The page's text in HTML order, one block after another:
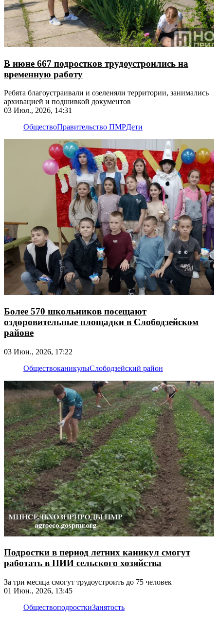
В июне 667 подростков трудоустроились на
временную работу
Ребята благоустраивали и озеленяли территории, занимались
архивацией и подшивкой документов
03 Июл., 2026, 14:31
ОбществоПравительство ПМРДети
Более 570 школьников посещают
оздоровительные площадки в Слободзейском
районе
03 Июн., 2026, 17:22
ОбществоканикулыСлободзейский район
Подростки в период летних каникул смогут
работать в НИИ сельского хозяйства
За три месяца смогут трудоустроить до 75 человек
01 Июн., 2026, 13:45
ОбществоподросткиЗанятость